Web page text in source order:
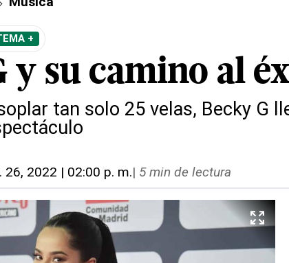
+
y su camino al
tan solo 25 velas, Becky G
26, 2022 | 02:00 p. m.| 5 min de lectura